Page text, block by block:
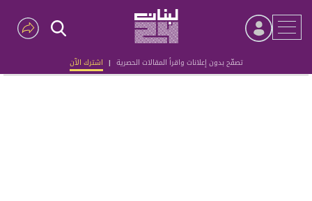
تصفّح بدون إعلانات واقرأ المقالات الحصرية | اشترك الآن
Advertisement